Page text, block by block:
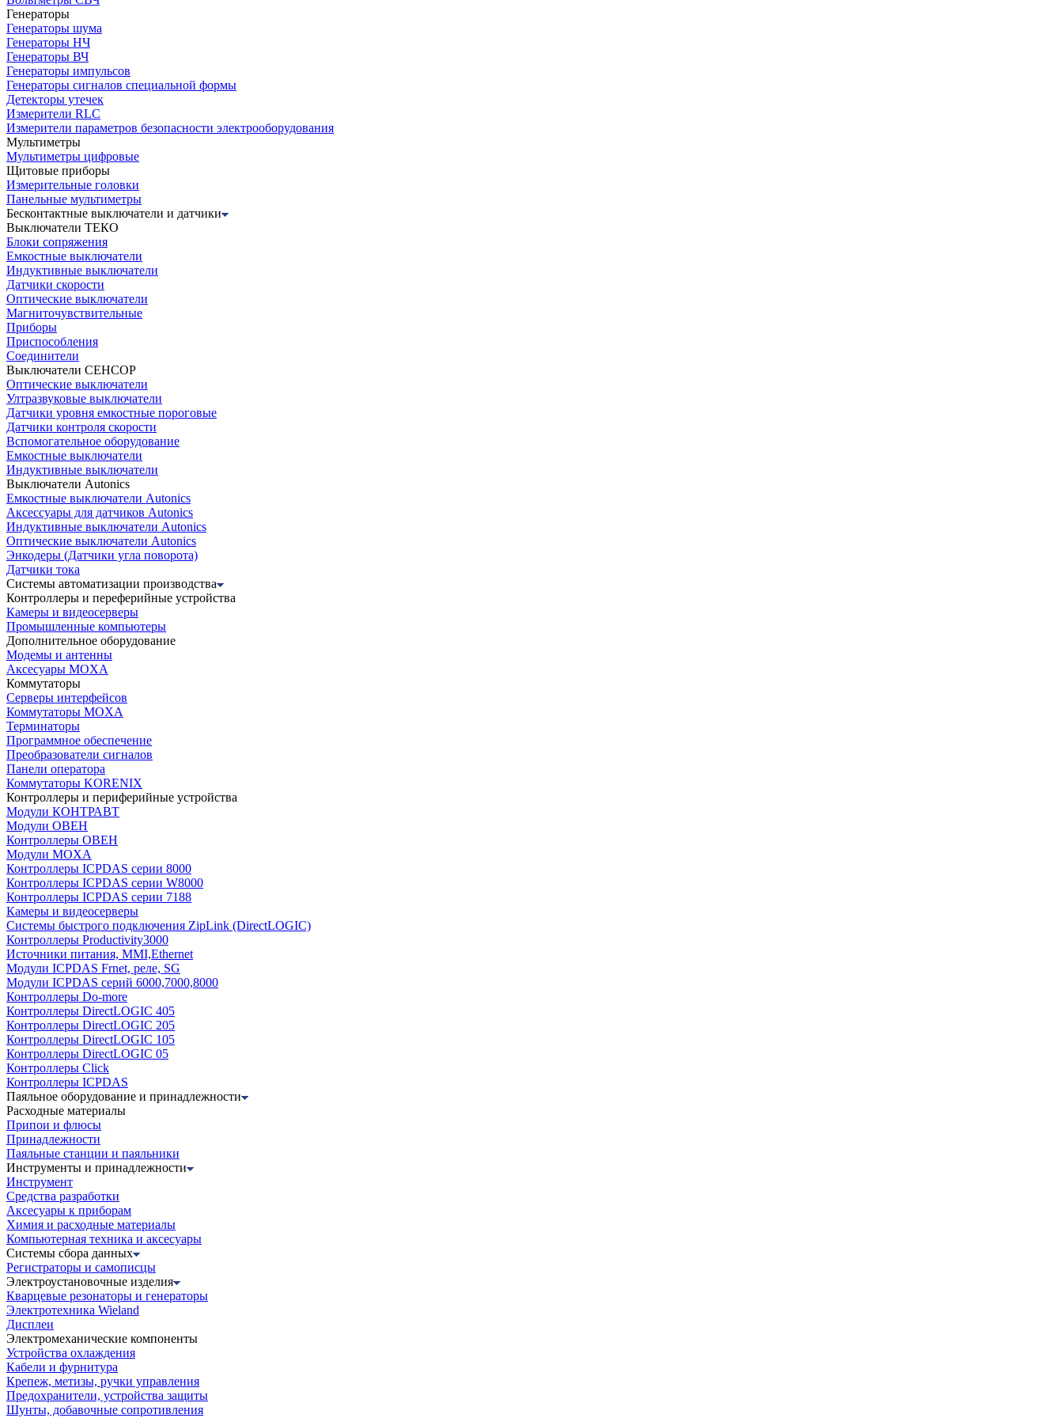
Генераторы
Генераторы шума
Генераторы НЧ
Генераторы ВЧ
Генераторы импульсов
Генераторы сигналов специальной формы
Детекторы утечек
Измерители RLC
Измерители параметров безопасности электрооборудования
Мультиметры
Мультиметры цифровые
Щитовые приборы
Измерительные головки
Панельные мультиметры
Бесконтактные выключатели и датчики
Выключатели ТЕКО
Блоки сопряжения
Емкостные выключатели
Индуктивные выключатели
Датчики скорости
Оптические выключатели
Магниточувствительные
Приборы
Приспособления
Соединители
Выключатели СЕНСОР
Оптические выключатели
Ултразвуковые выключатели
Датчики уровня емкостные пороговые
Датчики контроля скорости
Вспомогательное оборудование
Емкостные выключатели
Индуктивные выключатели
Выключатели Autonics
Емкостные выключатели Autonics
Аксессуары для датчиков Autonics
Индуктивные выключатели Autonics
Оптические выключатели Autonics
Энкодеры (Датчики угла поворота)
Датчики тока
Системы автоматизации производства
Контроллеры и переферийные устройства
Камеры и видеосерверы
Промышленные компьютеры
Дополнительное оборудование
Модемы и антенны
Аксесуары MOXA
Коммутаторы
Серверы интерфейсов
Коммутаторы MOXA
Терминаторы
Программное обеспечение
Преобразователи сигналов
Панели оператора
Коммутаторы KORENIX
Контроллеры и периферийные устройства
Модули КОНТРАВТ
Модули ОВЕН
Контроллеры ОВЕН
Модули MOXA
Контроллеры ICPDAS серии 8000
Контроллеры ICPDAS серии W8000
Контроллеры ICPDAS серии 7188
Камеры и видеосерверы
Системы быстрого подключения ZipLink (DirectLOGIC)
Контроллеры Productivity3000
Источники питания, MMI,Ethernet
Модули ICPDAS Frnet, реле, SG
Модули ICPDAS серий 6000,7000,8000
Контроллеры Do-more
Контроллеры DirectLOGIC 405
Контроллеры DirectLOGIC 205
Контроллеры DirectLOGIC 105
Контроллеры DirectLOGIC 05
Контроллеры Click
Контроллеры ICPDAS
Паяльное оборудование и принадлежности
Расходные материалы
Припои и флюсы
Принадлежности
Паяльные станции и паяльники
Инструменты и принадлежности
Инструмент
Средства разработки
Аксесуары к приборам
Химия и расходные материалы
Компьютерная техника и аксесуары
Системы сбора данных
Регистраторы и самописцы
Электроустановочные изделия
Кварцевые резонаторы и генераторы
Электротехника Wieland
Дисплеи
Электромеханические компоненты
Устройства охлаждения
Кабели и фурнитура
Крепеж, метизы, ручки управления
Предохранители, устройства защиты
Шунты, добавочные сопротивления